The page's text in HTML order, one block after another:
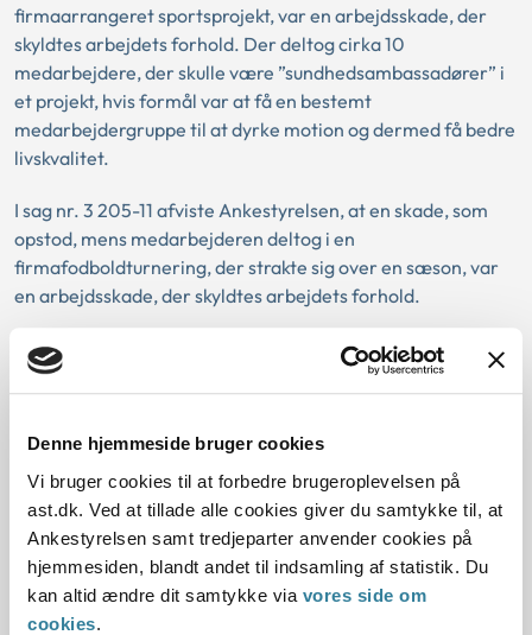
Denne hjemmeside bruger cookies
Vi bruger cookies til at forbedre brugeroplevelsen på
ast.dk. Ved at tillade alle cookies giver du samtykke til, at
Ankestyrelsen samt tredjeparter anvender cookies på
hjemmesiden, blandt andet til indsamling af statistik. Du
kan altid ændre dit samtykke via vores side om
cookies.
firmaarrangeret sportsprojekt, var en arbejdsskade, der
skyldtes arbejdets forhold. Der deltog cirka 10
medarbejdere, der skulle være ”sundhedsambassadører” i
et projekt, hvis formål var at få en bestemt
medarbejdergruppe til at dyrke motion og dermed få bedre
livskvalitet.
I sag nr. 3 205-11 afviste Ankestyrelsen, at en skade, som
opstod, mens medarbejderen deltog i en
firmafodboldturnering, der strakte sig over en sæson, var
en arbejdsskade, der skyldtes arbejdets forhold.
Love:
Afgørelse:
Bemærkninger til klagen